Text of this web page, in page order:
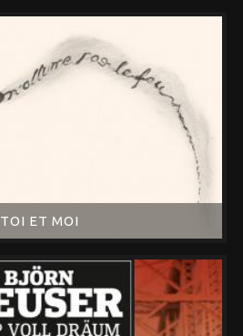
TOI ET MOI